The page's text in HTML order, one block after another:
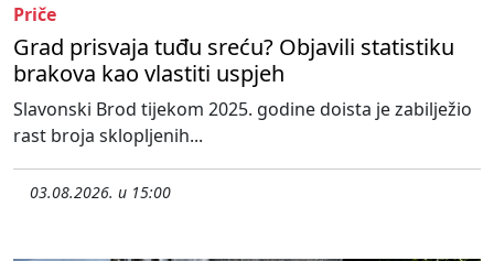
Priče
Grad prisvaja tuđu sreću? Objavili statistiku
brakova kao vlastiti uspjeh
Slavonski Brod tijekom 2025. godine doista je zabilježio
rast broja sklopljenih...
03.08.2026. u 15:00